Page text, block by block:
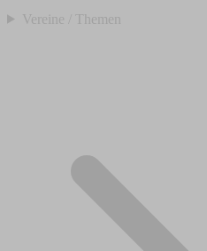
Vereine / Themen